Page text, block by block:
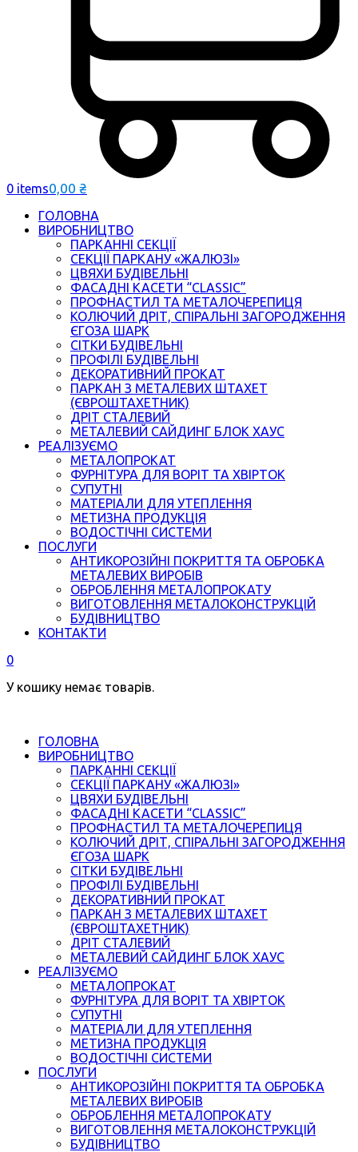
0 items0,00 ₴
ГОЛОВНА
ВИРОБНИЦТВО
ПАРКАННІ СЕКЦІЇ
СЕКЦІЇ ПАРКАНУ «ЖАЛЮЗІ»
ЦВЯХИ БУДІВЕЛЬНІ
ФАСАДНІ КАСЕТИ “CLASSIC”
ПРОФНАСТИЛ ТА МЕТАЛОЧЕРЕПИЦЯ
КОЛЮЧИЙ ДРІТ, СПІРАЛЬНІ ЗАГОРОДЖЕННЯ
ЄГОЗА ШАРК
СІТКИ БУДІВЕЛЬНІ
ПРОФІЛІ БУДІВЕЛЬНІ
ДЕКОРАТИВНИЙ ПРОКАТ
ПАРКАН З МЕТАЛЕВИХ ШТАХЕТ
(ЄВРОШТАХЕТНИК)
ДРІТ СТАЛЕВИЙ
МЕТАЛЕВИЙ САЙДИНГ БЛОК ХАУС
РЕАЛІЗУЄМО
МЕТАЛОПРОКАТ
ФУРНІТУРА ДЛЯ ВОРІТ ТА ХВІРТОК
СУПУТНІ
МАТЕРІАЛИ ДЛЯ УТЕПЛЕННЯ
МЕТИЗНА ПРОДУКЦІЯ
ВОДОСТІЧНІ СИСТЕМИ
ПОСЛУГИ
АНТИКОРОЗІЙНІ ПОКРИТТЯ ТА ОБРОБКА
МЕТАЛЕВИХ ВИРОБІВ
ОБРОБЛЕННЯ МЕТАЛОПРОКАТУ
ВИГОТОВЛЕННЯ МЕТАЛОКОНСТРУКЦІЙ
БУДІВНИЦТВО
КОНТАКТИ
0
У кошику немає товарів.
ГОЛОВНА
ВИРОБНИЦТВО
ПАРКАННІ СЕКЦІЇ
СЕКЦІЇ ПАРКАНУ «ЖАЛЮЗІ»
ЦВЯХИ БУДІВЕЛЬНІ
ФАСАДНІ КАСЕТИ “CLASSIC”
ПРОФНАСТИЛ ТА МЕТАЛОЧЕРЕПИЦЯ
КОЛЮЧИЙ ДРІТ, СПІРАЛЬНІ ЗАГОРОДЖЕННЯ
ЄГОЗА ШАРК
СІТКИ БУДІВЕЛЬНІ
ПРОФІЛІ БУДІВЕЛЬНІ
ДЕКОРАТИВНИЙ ПРОКАТ
ПАРКАН З МЕТАЛЕВИХ ШТАХЕТ
(ЄВРОШТАХЕТНИК)
ДРІТ СТАЛЕВИЙ
МЕТАЛЕВИЙ САЙДИНГ БЛОК ХАУС
РЕАЛІЗУЄМО
МЕТАЛОПРОКАТ
ФУРНІТУРА ДЛЯ ВОРІТ ТА ХВІРТОК
СУПУТНІ
МАТЕРІАЛИ ДЛЯ УТЕПЛЕННЯ
МЕТИЗНА ПРОДУКЦІЯ
ВОДОСТІЧНІ СИСТЕМИ
ПОСЛУГИ
АНТИКОРОЗІЙНІ ПОКРИТТЯ ТА ОБРОБКА
МЕТАЛЕВИХ ВИРОБІВ
ОБРОБЛЕННЯ МЕТАЛОПРОКАТУ
ВИГОТОВЛЕННЯ МЕТАЛОКОНСТРУКЦІЙ
БУДІВНИЦТВО